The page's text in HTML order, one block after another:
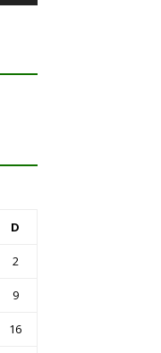
D
2
9
16